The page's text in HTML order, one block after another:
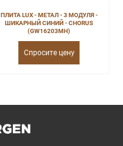
ПЛИТА LUX - МЕТАЛ - 3 МОДУЛЯ -
ШИКАРНЫЙ СИНИЙ - CHORUS
(GW16203MH)
Спросите цену